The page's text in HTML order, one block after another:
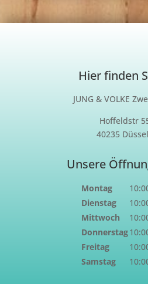
Hier finden
JUNG & VOLKE
Hoffeldstr
40235
Unsere
Montag
Dienstag
Mittwoch
Donnerstag
Freitag
Samstag